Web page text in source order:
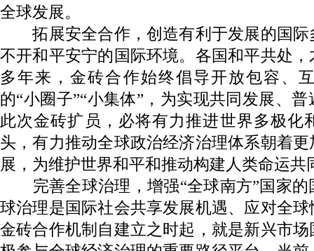
全球发展。
拓展安全合作，创造有利于发展的国际
不开和平安宁的国际环境。各国和平共处
多年来，金砖合作始终倡导开放包容、
的“小圈子”“小集体”，为实现共同发展、
此次金砖扩员，必将有力推进世界多极化
头，有力推动全球政治经济治理体系朝着
展，为维护世界和平和推动构建人类命运共
完善全球治理，增强“全球南方”国家的
球治理是国际社会共享发展机遇、应对全
金砖合作机制自建立之时起，就是新兴市